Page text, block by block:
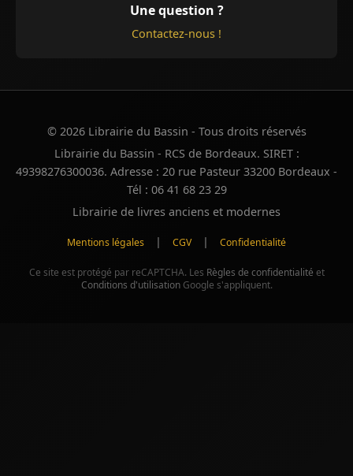
Une question ?
Contactez-nous !
© 2026 Librairie du Bassin - Tous droits réservés
Librairie du Bassin - RCS de Bordeaux. SIRET :
49398276300036. Adresse : 20 rue Pasteur 33200 Bordeaux -
Tél : 06 41 68 23 29
Librairie de livres anciens et modernes
Mentions légales | CGV | Confidentialité
Ce site est protégé par reCAPTCHA. Les Règles de confidentialité et
Conditions d'utilisationGoogle s'appliquent.